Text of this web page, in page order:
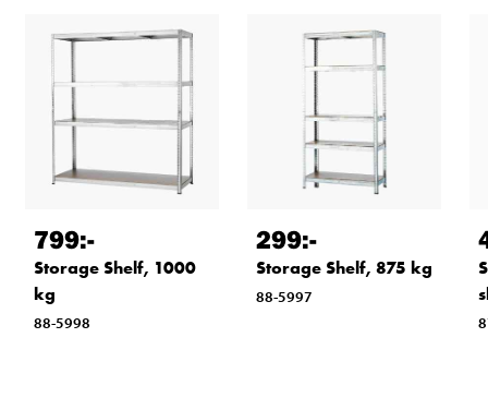
799:-
Storage Shelf, 1000
kg
88-5998
299:-
Storage Shelf, 875 kg
88-5997